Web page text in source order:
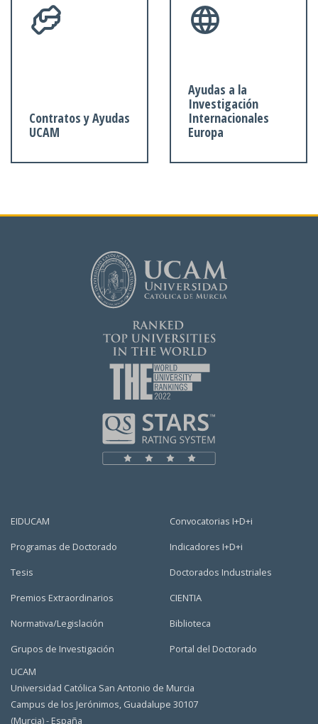
Contratos y Ayudas
UCAM
Ayudas a la
Investigación
Internacionales
Europa
EIDUCAM
Programas de Doctorado
Tesis
Premios Extraordinarios
Normativa/Legislación
Grupos de Investigación
Convocatorias I+D+i
Indicadores I+D+i
Doctorados Industriales
CIENTIA
Biblioteca
Portal del Doctorado
UCAM
Universidad Católica San Antonio de Murcia
Campus de los Jerónimos, Guadalupe 30107
(Murcia) - España